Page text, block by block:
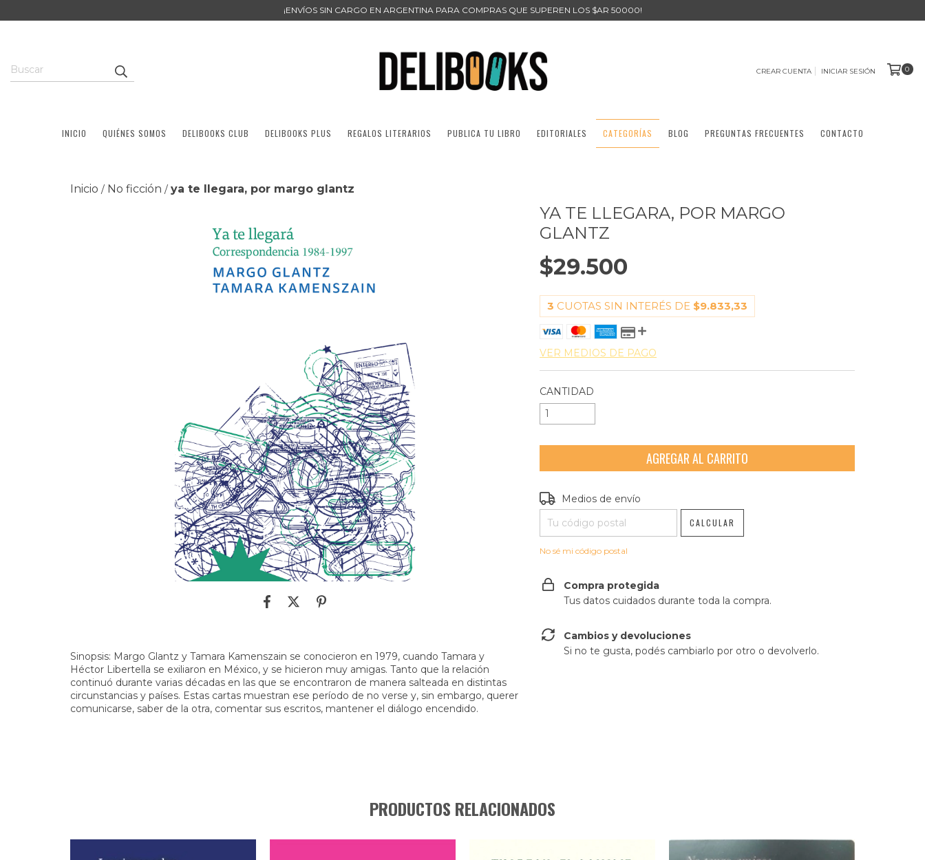
¡ENVÍOS SIN CARGO EN ARGENTINA PARA COMPRAS QUE SUPEREN LOS $AR 50000!
CREAR CUENTA INICIAR SESIÓN 0
INICIO QUIÉNES SOMOS DELIBOOKS CLUB DELIBOOKS PLUS REGALOS LITERARIOS PUBLICA TU LIBRO EDITORIALES CATEGORÍAS BLOG PREGUNTAS FRECUENTES CONTACTO
Inicio / No ficción / ya te llegara, por margo glantz
Sinopsis: Margo Glantz y Tamara Kamenszain se conocieron en 1979, cuando Tamara y
Héctor Libertella se exiliaron en México, y se hicieron muy amigas. Tanto que la relación
continuó durante varias décadas en las que se encontraron de manera salteada en distintas
circunstancias y países. Estas cartas muestran ese período de no verse y, sin embargo, querer
comunicarse, saber de la otra, comentar sus escritos, mantener el diálogo encendido.
YA TE LLEGARA, POR MARGO
GLANTZ
$29.500
3 CUOTAS SIN INTERÉS DE $9.833,33
VER MEDIOS DE PAGO
CANTIDAD
Entregas para el CP:
Medios de envío
CALCULAR
No sé mi código postal
Compra protegida
Tus datos cuidados durante toda la compra.
Cambios y devoluciones
Si no te gusta, podés cambiarlo por otro o devolverlo.
PRODUCTOS RELACIONADOS